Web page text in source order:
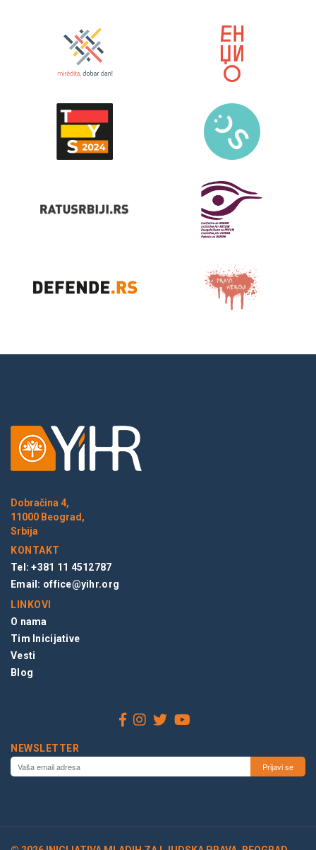
Dobračina 4,
11000 Beograd,
Srbija
KONTAKT
Tel: +381 11 4512787
Email: office@yihr.org
LINKOVI
O nama
Tim Inicijative
Vesti
Blog
NEWSLETTER